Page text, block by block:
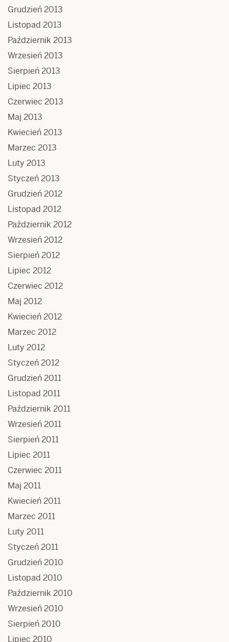
Grudzień 2013
Listopad 2013
Październik 2013
Wrzesień 2013
Sierpień 2013
Lipiec 2013
Czerwiec 2013
Maj 2013
Kwiecień 2013
Marzec 2013
Luty 2013
Styczeń 2013
Grudzień 2012
Listopad 2012
Październik 2012
Wrzesień 2012
Sierpień 2012
Lipiec 2012
Czerwiec 2012
Maj 2012
Kwiecień 2012
Marzec 2012
Luty 2012
Styczeń 2012
Grudzień 2011
Listopad 2011
Październik 2011
Wrzesień 2011
Sierpień 2011
Lipiec 2011
Czerwiec 2011
Maj 2011
Kwiecień 2011
Marzec 2011
Luty 2011
Styczeń 2011
Grudzień 2010
Listopad 2010
Październik 2010
Wrzesień 2010
Sierpień 2010
Lipiec 2010